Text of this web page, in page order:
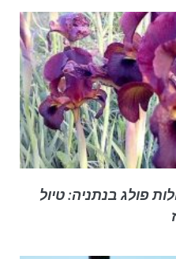
פולג בנתניה: טיול